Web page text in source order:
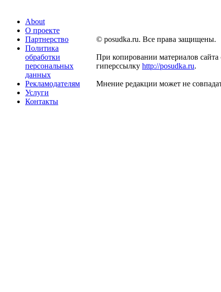
About
О проекте
Партнерство
Политика
обработки
персональных
данных
Рекламодателям
Услуги
Контакты
© posudka.ru. Все права защищены.
При копировании материалов сайта
гиперссылку http://posudka.ru.
Мнение редакции может не